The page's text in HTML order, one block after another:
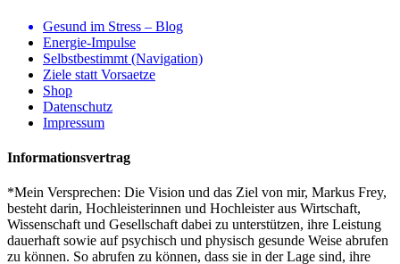
Gesund im Stress – Blog
Energie-Impulse
Selbstbestimmt (Navigation)
Ziele statt Vorsaetze
Shop
Datenschutz
Impressum
Informationsvertrag
*Mein Versprechen: Die Vision und das Ziel von mir, Markus Frey,
besteht darin, Hochleisterinnen und Hochleister aus Wirtschaft,
Wissenschaft und Gesellschaft dabei zu unterstützen, ihre Leistung
dauerhaft sowie auf psychisch und physisch gesunde Weise abrufen
zu können. So abrufen zu können, dass sie in der Lage sind, ihre